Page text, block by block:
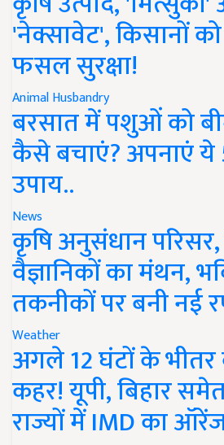
'नेक्सावेट', किसानों
फसल सुरक्षा!
Animal Husbandry
बरसात में पशुओं को
कैसे बचाएं? अपनाएं
उपाय..
News
कृषि अनुसंधान
वैज्ञानिकों का मंथन,
तकनीकों पर बनी नई
Weather
अगले 12 घंटों के भीतर
कहर! यूपी, बिहार
राज्यों में IMD का